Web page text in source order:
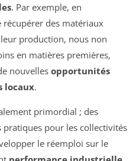
. Par exemple, en
des matériaux
production, nous non
en matières premières,
nouvelles opportunités
locaux.
primordial ; des
pour les collectivités
le réemploi sur le